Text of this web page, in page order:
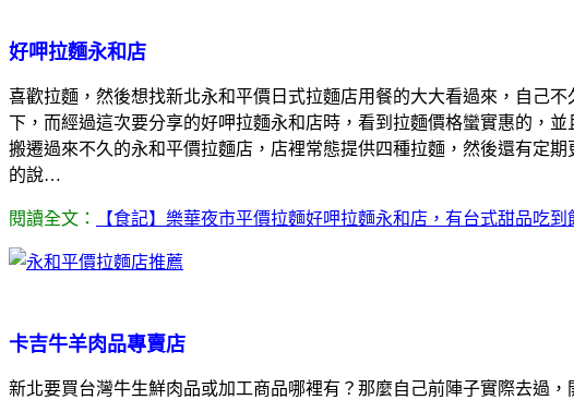
好呷拉麵永和店
喜歡拉麵，然後想找新北永和平價日式拉麵店用餐的大大看過來，自己
下，而經過這次要分享的好呷拉麵永和店時，看到拉麵價格蠻實惠的，
搬遷過來不久的永和平價拉麵店，店裡常態提供四種拉麵，然後還有定
的說…
閱讀全文： 【食記】樂華夜市平價拉麵好呷拉麵永和店，有台式甜品吃
卡吉牛羊肉品專賣店
新北要買台灣牛生鮮肉品或加工商品哪裡有？那麼自己前陣子實際去過